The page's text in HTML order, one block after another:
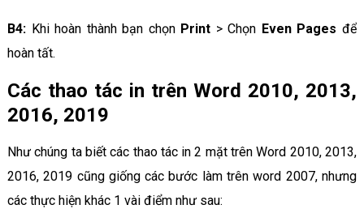
B4:Khi hoàn thành bạn chọn Print > Chọn Even Pages để
hoàn tất.
Các thao tác in trên Word 2010, 2013,
2016, 2019
Như chúng ta biết các thao tác in 2 mặt trên Word 2010, 2013,
2016, 2019 cũng giống các bước làm trên word 2007, nhưng
các thực hiện khác 1 vài điểm như sau: